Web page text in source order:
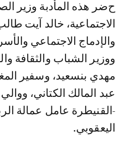
حضر هذه المأدبة وزير الصحة والحماية
الاجتماعية، خالد آيت
والإدماج الاجتماعي
ووزير الشباب والثقافة
مهدي بنسعيد، وسفير
عبد المالك الكتاني،
-القنيطرة عامل عمالة
اليعقوبي.